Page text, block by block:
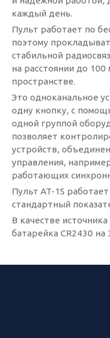
каждый день.
Пульт работает по
поэтому
стабильной
на расстоянии до
пространстве.
Это одноканальное
одну кнопку, с
одной группой
позволяет
устройств,
управления,
работающих
Пульт AT-1S
стандартный
В качестве
батарейка CR2430 на